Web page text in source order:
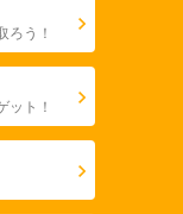
ろう！
ット！